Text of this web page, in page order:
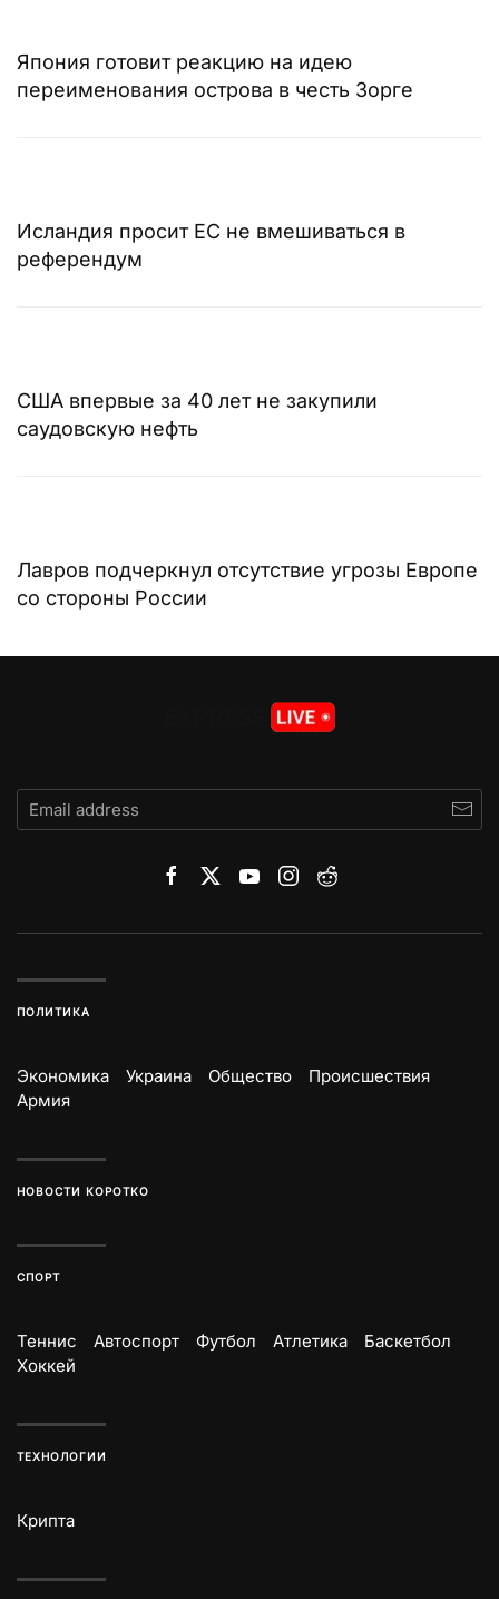
Япония готовит реакцию на идею
переименования острова в честь Зорге
Исландия просит ЕС не вмешиваться в
референдум
США впервые за 40 лет не закупили
саудовскую нефть
Лавров подчеркнул отсутствие угрозы Европе
со стороны России
ПОЛИТИКА
Экономика Украина Общество
Происшествия
Армия
НОВОСТИ КОРОТКО
СПОРТ
Теннис Автоспорт Футбол Атлетика
Баскетбол
Хоккей
ТЕХНОЛОГИИ
Крипта